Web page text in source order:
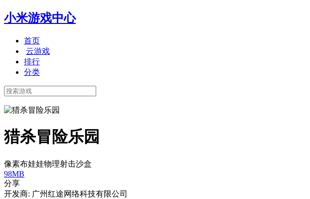
小米游戏中心
首页
云游戏
排行
分类
猎杀冒险乐园
像素布娃娃物理射击沙盒
98MB
分享
开发商: 广州红途网络科技有限公司